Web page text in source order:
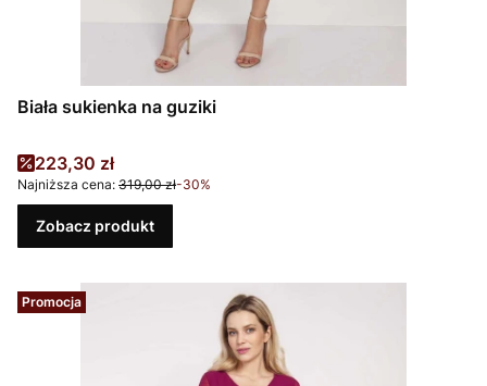
Biała sukienka na guziki
Cena promocyjna
223,30 zł
Najniższa cena: 319,00 zł-30%
Zobacz produkt
Promocja